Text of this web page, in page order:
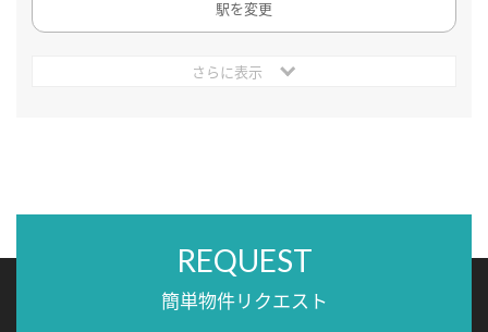
駅を変更
さらに表示
REQUEST
簡単物件リクエスト